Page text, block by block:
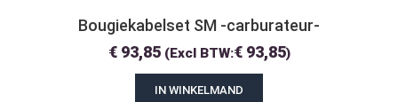
Bougiekabelset SM -carburateur-
€93,85 (Excl BTW:€93,85)
IN WINKELMAND